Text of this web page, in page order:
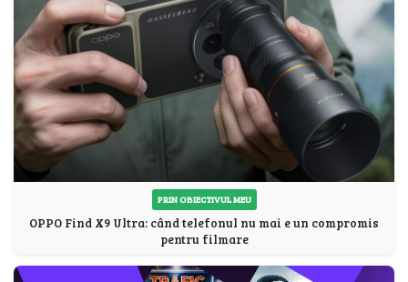
PRIN OBIECTIVUL MEU
OPPO Find X9 Ultra: când telefonul nu mai e un compromis
pentru filmare